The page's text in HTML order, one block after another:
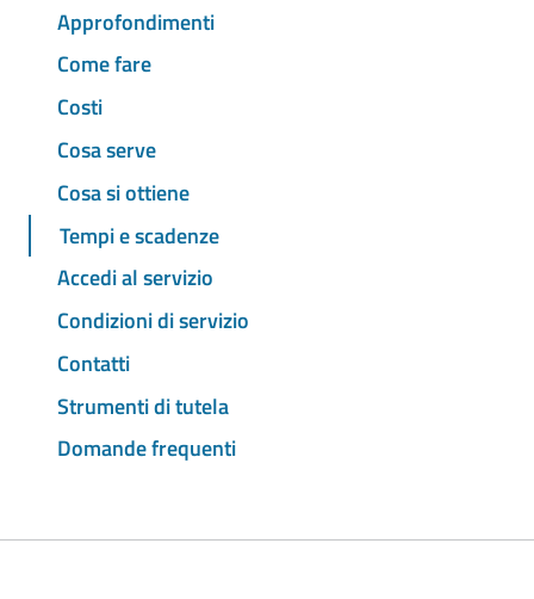
Approfondimenti
Come fare
Costi
Cosa serve
Cosa si ottiene
Tempi e scadenze
Accedi al servizio
Condizioni di servizio
Contatti
Strumenti di tutela
Domande frequenti